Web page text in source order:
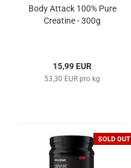
Body Attack 100% Pure
Creatine - 300g
15,99 EUR
53,30 EUR pro kg
SOLD OUT